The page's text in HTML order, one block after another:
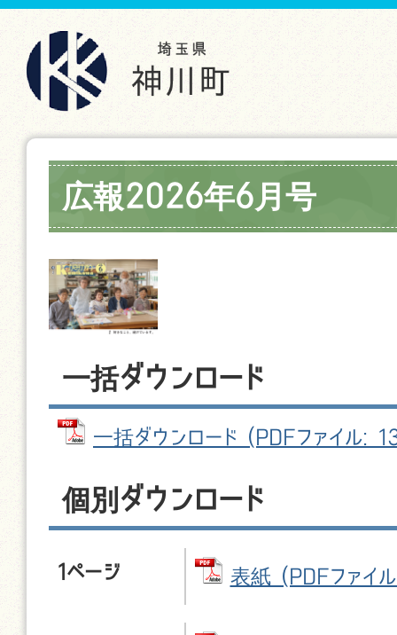
広報2026年6月号
一括ダウンロード
一括ダウンロード (PDFファイル:
個別ダウンロード
1ページ 表紙 (PDFファイ